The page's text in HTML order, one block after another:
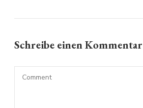
Schreibe einen Kommentar